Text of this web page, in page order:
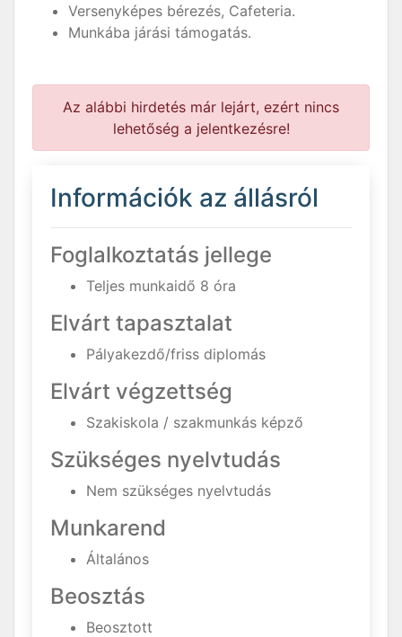
Versenyképes bérezés, Cafeteria.
Munkába járási támogatás.
Az alábbi hirdetés már lejárt, ezért nincs
lehetőség a jelentkezésre!
Információk az állásról
Foglalkoztatás jellege
Teljes munkaidő 8 óra
Elvárt tapasztalat
Pályakezdő/friss diplomás
Elvárt végzettség
Szakiskola / szakmunkás képző
Szükséges nyelvtudás
Nem szükséges nyelvtudás
Munkarend
Általános
Beosztás
Beosztott